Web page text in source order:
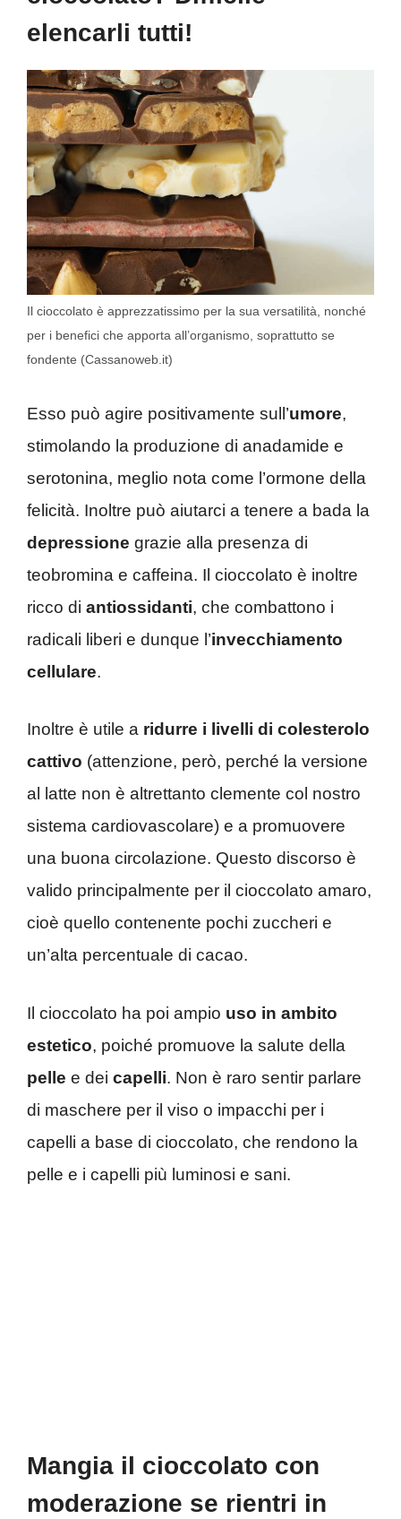
elencarli tutti!
Il cioccolato è apprezzatissimo per la sua versatilità, nonché
per i benefici che apporta all’organismo, soprattutto se
fondente (Cassanoweb.it)
Esso può agire positivamente sull’umore,
stimolando la produzione di anadamide e
serotonina, meglio nota come l’ormone della
felicità. Inoltre può aiutarci a tenere a bada la
depressione grazie alla presenza di
teobromina e caffeina. Il cioccolato è inoltre
ricco di antiossidanti, che combattono i
radicali liberi e dunque l’invecchiamento
cellulare.
Inoltre è utile a ridurre i livelli di colesterolo
cattivo (attenzione, però, perché la versione
al latte non è altrettanto clemente col nostro
sistema cardiovascolare) e a promuovere
una buona circolazione. Questo discorso è
valido principalmente per il cioccolato amaro,
cioè quello contenente pochi zuccheri e
un’alta percentuale di cacao.
Il cioccolato ha poi ampio uso in ambito
estetico, poiché promuove la salute della
pelle e dei capelli. Non è raro sentir parlare
di maschere per il viso o impacchi per i
capelli a base di cioccolato, che rendono la
pelle e i capelli più luminosi e sani.
Mangia il cioccolato con
moderazione se rientri in